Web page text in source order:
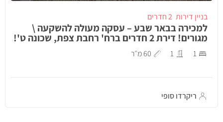
בניין דירות 2 חדרים
למכירה בבאר שבע – עסקה מעולה להשקעה \
מגורים! דירת 2 חדרים ברח' רחבת צפת, שכונה ט'!
1
1 60 מ״ר
ריקרדו סופי